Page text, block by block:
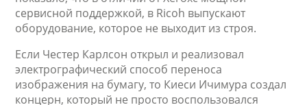
сервисной поддержкой, в Ricoh выпускают
оборудование, которое не выходит из строя.
Если Честер Карлсон открыл и реализовал
электрографический способ переноса
изображения на бумагу, то Киеси Ичимура создал
концерн, который не просто воспользовался